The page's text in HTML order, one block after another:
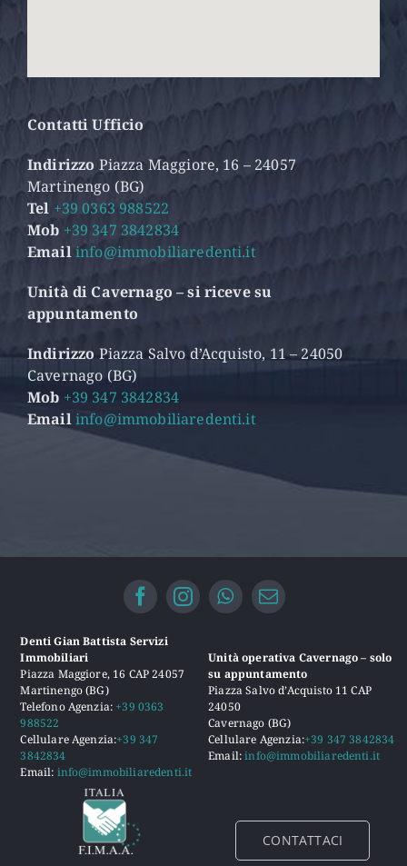
Contatti Ufficio
Indirizzo Piazza Maggiore, 16 – 24057
Martinengo (BG)
Tel +39 0363 988522
Mob +39 347 3842834
Emailinfo@immobiliaredenti.it
Unità di Cavernago – si riceve su
appuntamento
Indirizzo Piazza Salvo d’Acquisto, 11 – 24050
Cavernago (BG)
Mob +39 347 3842834
Emailinfo@immobiliaredenti.it
Denti Gian Battista Servizi
Immobiliari
Piazza Maggiore, 16 CAP 24057
Martinengo (BG)
Telefono Agenzia: +39 0363
988522
Cellulare Agenzia:+39 347
3842834
Email: info@immobiliaredenti.it
Unità operativa Cavernago – solo
su appuntamento
Piazza Salvo d’Acquisto 11 CAP
24050
Cavernago (BG)
Cellulare Agenzia:+39 347 3842834
Email:info@immobiliaredenti.it
CONTATTACI